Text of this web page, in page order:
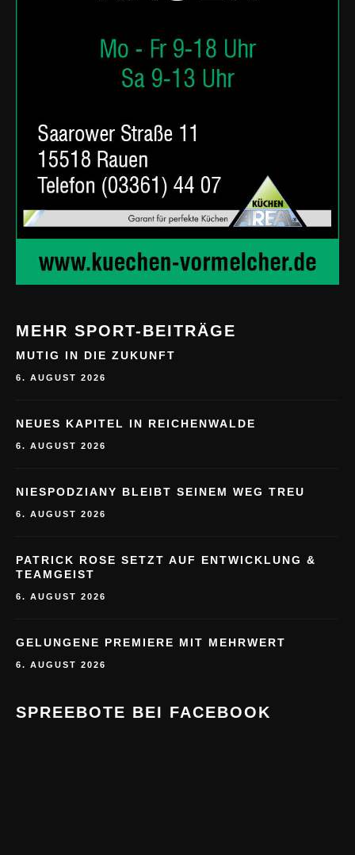
MEHR SPORT-BEITRÄGE
MUTIG IN DIE ZUKUNFT
6. AUGUST 2026
NEUES KAPITEL IN REICHENWALDE
6. AUGUST 2026
NIESPODZIANY BLEIBT SEINEM WEG TREU
6. AUGUST 2026
PATRICK ROSE SETZT AUF ENTWICKLUNG &
TEAMGEIST
6. AUGUST 2026
GELUNGENE PREMIERE MIT MEHRWERT
6. AUGUST 2026
SPREEBOTE BEI FACEBOOK